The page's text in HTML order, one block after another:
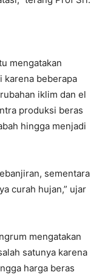
mengatakan
karena beberapa
iklim dan el
produksi beras
hingga menjadi
sementara
curah hujan,” ujar
mengatakan
satunya karena
harga beras